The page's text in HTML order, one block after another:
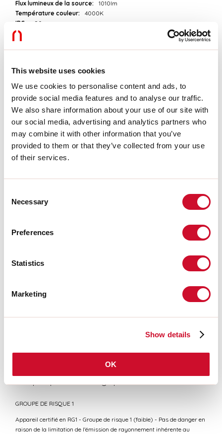
This website uses cookies
We use cookies to personalise content and ads, to
provide social media features and to analyse our traffic.
We also share information about your use of our site with
our social media, advertising and analytics partners who
may combine it with other information that you’ve
provided to them or that they’ve collected from your use
of their services.
Selection
Necessary
Preferences
Statistics
Marketing
Show details
OK
Flux lumineux de la source:
1010lm
Température couleur:
4000K
IRC:
>90
Durée de vie LED:
PHOTOMÉTRIE
LIGHT SOURCE
Conformité
CEI EN 60598-1:2021 + A11:2023, CEI EN 60598-2-1:2022, CEI
Risque photobiologique
GROUPE DE RISQUE 1
Appareil certifié en RG1 - Groupe de risque 1 (faible) - Pas de danger en
raison de la limitation de l'émission de rayonnement inhérente au